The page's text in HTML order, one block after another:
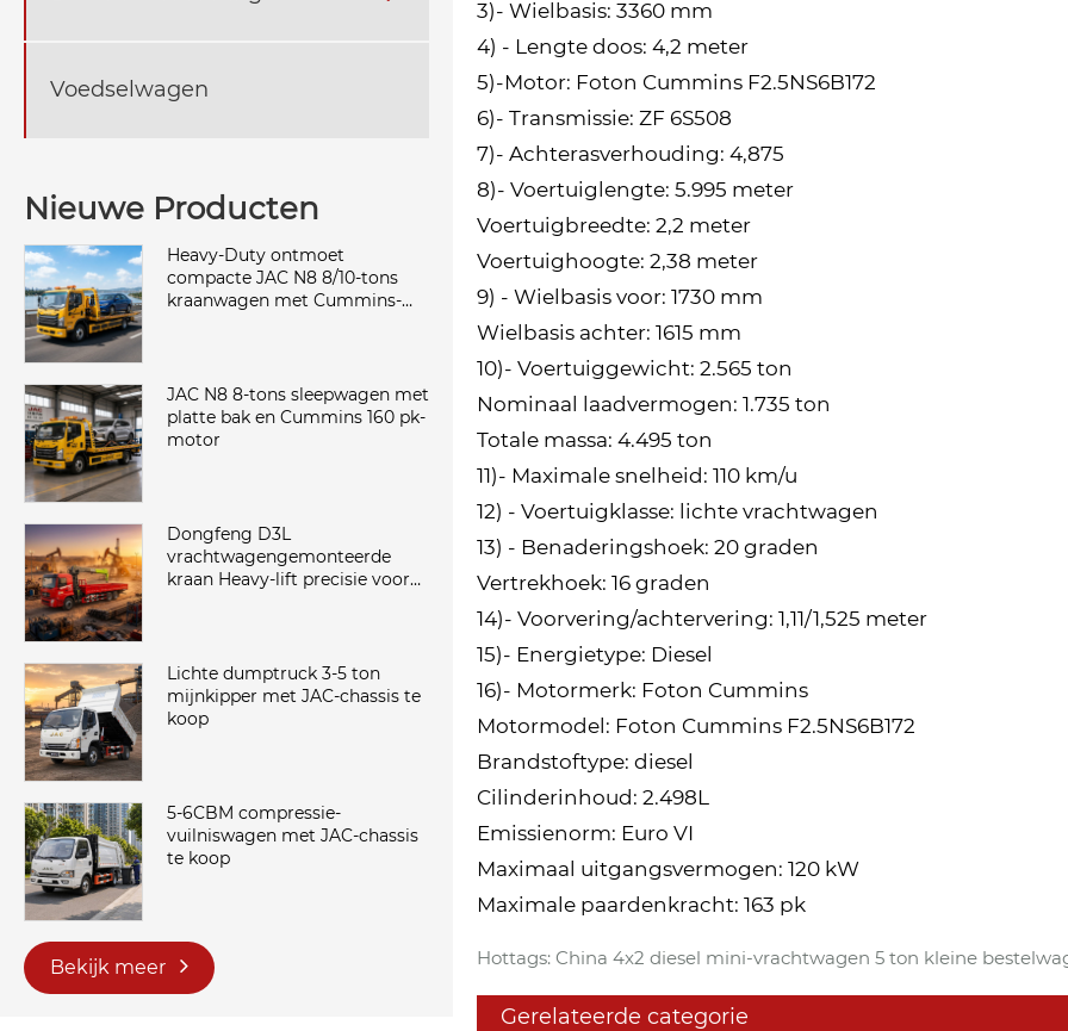
Voedselwagen
Nieuwe Producten
Heavy-Duty ontmoet
compacte JAC N8 8/10-tons
kraanwagen met Cummins-
JAC N8 8-tons sleepwagen met
platte bak en Cummins 160 pk-
motor
Dongfeng D3L
vrachtwagengemonteerde
kraan Heavy-lift precisie voor
Lichte dumptruck 3-5 ton
mijnkipper met JAC-chassis te
koop
5-6CBM compressie-
vuilniswagen met JAC-chassis
te koop
Bekijk meer
3)- Wielbasis: 3360 mm
4) - Lengte doos: 4,2 meter
5)-Motor: Foton Cummins F2.5NS6B172
6)- Transmissie: ZF 6S508
7)- Achterasverhouding: 4,875
8)- Voertuiglengte: 5.995 meter
Voertuigbreedte: 2,2 meter
Voertuighoogte: 2,38 meter
9) - Wielbasis voor: 1730 mm
Wielbasis achter: 1615 mm
10)- Voertuiggewicht: 2.565 ton
Nominaal laadvermogen: 1.735 ton
Totale massa: 4.495 ton
11)- Maximale snelheid: 110 km/u
12) - Voertuigklasse: lichte vrachtwagen
13) - Benaderingshoek: 20 graden
Vertrekhoek: 16 graden
14)- Voorvering/achtervering: 1,11/1,525 meter
15)- Energietype: Diesel
16)- Motormerk: Foton Cummins
Motormodel: Foton Cummins F2.5NS6B172
Brandstoftype: diesel
Cilinderinhoud: 2.498L
Emissienorm: Euro VI
Maximaal uitgangsvermogen: 120 kW
Maximale paardenkracht: 163 pk
Hottags: China 4x2 diesel mini-vrachtwagen 5 ton kleine
Gerelateerde categorie